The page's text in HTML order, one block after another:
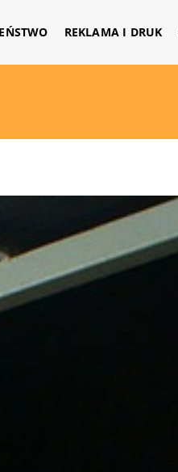
REKLAMA I DRUK